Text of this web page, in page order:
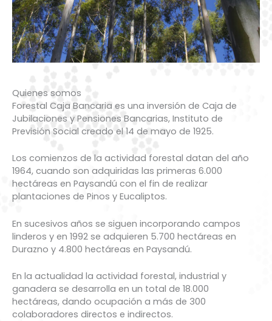
Quienes somos
Forestal Caja Bancaria es una inversión de Caja de
Jubilaciones y Pensiones Bancarias, Instituto de
Previsión Social creado el 14 de mayo de 1925.
Los comienzos de la actividad forestal datan del año
1964, cuando son adquiridas las primeras 6.000
hectáreas en Paysandú con el fin de realizar
plantaciones de Pinos y Eucaliptos.
En sucesivos años se siguen incorporando campos
linderos y en 1992 se adquieren 5.700 hectáreas en
Durazno y 4.800 hectáreas en Paysandú.
En la actualidad la actividad forestal, industrial y
ganadera se desarrolla en un total de 18.000
hectáreas, dando ocupación a más de 300
colaboradores directos e indirectos.